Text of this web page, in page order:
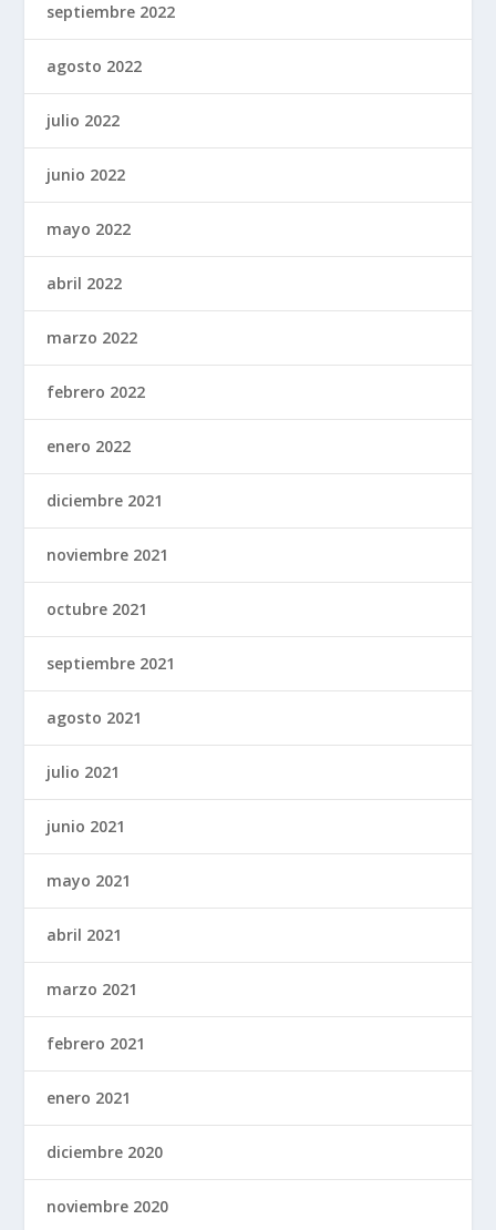
septiembre 2022
agosto 2022
julio 2022
junio 2022
mayo 2022
abril 2022
marzo 2022
febrero 2022
enero 2022
diciembre 2021
noviembre 2021
octubre 2021
septiembre 2021
agosto 2021
julio 2021
junio 2021
mayo 2021
abril 2021
marzo 2021
febrero 2021
enero 2021
diciembre 2020
noviembre 2020